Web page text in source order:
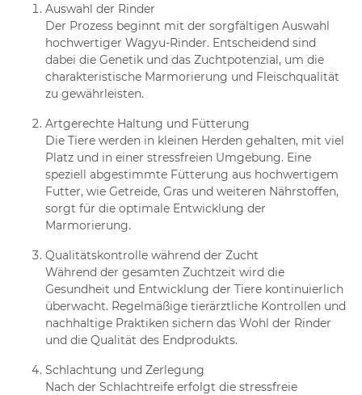
Auswahl der Rinder
Der Prozess beginnt mit der sorgfältigen Auswahl
hochwertiger Wagyu-Rinder. Entscheidend sind
dabei die Genetik und das Zuchtpotenzial, um die
charakteristische Marmorierung und Fleischqualität
zu gewährleisten.
Artgerechte Haltung und Fütterung
Die Tiere werden in kleinen Herden gehalten, mit viel
Platz und in einer stressfreien Umgebung. Eine
speziell abgestimmte Fütterung aus hochwertigem
Futter, wie Getreide, Gras und weiteren Nährstoffen,
sorgt für die optimale Entwicklung der
Marmorierung.
Qualitätskontrolle während der Zucht
Während der gesamten Zuchtzeit wird die
Gesundheit und Entwicklung der Tiere kontinuierlich
überwacht. Regelmäßige tierärztliche Kontrollen und
nachhaltige Praktiken sichern das Wohl der Rinder
und die Qualität des Endprodukts.
Schlachtung und Zerlegung
Nach der Schlachtreife erfolgt die stressfreie